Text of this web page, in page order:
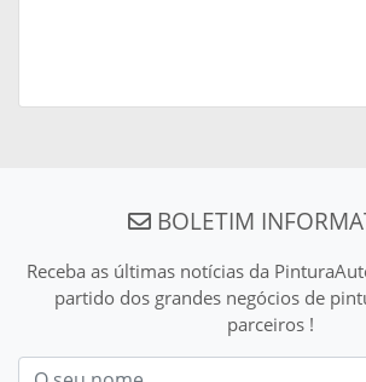
BOLETIM
Receba as últimas notícias da
partido dos grandes negócios de
parceiros !
Nom